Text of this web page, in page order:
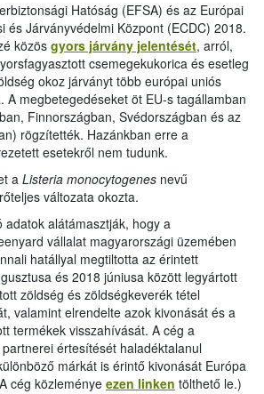
Hatóság (EFSA) és az Európai
és Járványvédelmi Központ (ECDC) 2018.
közös gyors járvány jelentését, arról,
csemegekukorica és esetleg
okoz járványt több európai uniós
A megbetegedéseket öt EU-s tagállamban
Finnországban, Svédországban és az
rögzítették. Hazánkban erre a
esetekről nem tudunk.
a Listeria monocytogenes nevű
változata okozta.
adatok alátámasztják, hogy a
vállalat magyarországi üzemében
hatállyal megtiltotta az érintett
és 2018 júniusa között legyártott
zöldség és zöldségkeverék tétel
valamint elrendelte azok kivonását és a
termékek visszahívását. A cég a
értesítését haladéktalanul
márkát is érintő kivonását Európa
cég közleménye ezen linken tölthető le.)